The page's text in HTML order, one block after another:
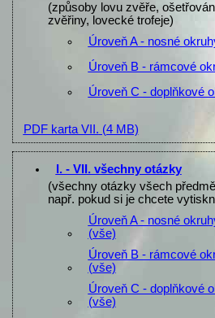
(způsoby lovu zvěře,
zvěřiny, lovecké trofeje)
Úroveň A - nosné
Úroveň B - rámcové
Úroveň C - doplňkové
PDF karta VII. (4 MB)
I. - VII. všechny otázky
(všechny otázky všech
např. pokud si je chcete
Úroveň A - nosné
(vše)
Úroveň B - rámcové
(vše)
Úroveň C - doplňkové
(vše)